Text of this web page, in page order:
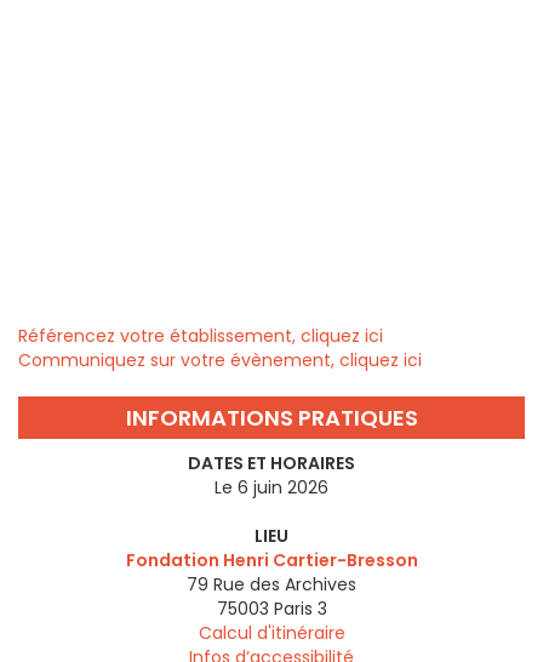
Référencez votre établissement, cliquez ici
Communiquez sur votre évènement, cliquez ici
INFORMATIONS PRATIQUES
DATES ET HORAIRES
Le 6 juin 2026
LIEU
Fondation Henri Cartier-Bresson
79 Rue des Archives
75003 Paris 3
Calcul d'itinéraire